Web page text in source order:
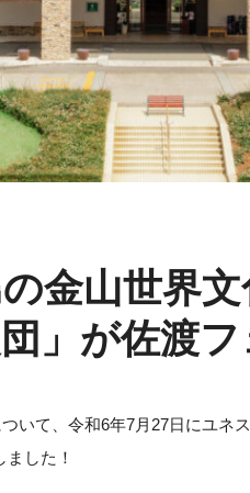
金山世界
団」が佐渡
ついて、令和6年7月27日にユネ
した！